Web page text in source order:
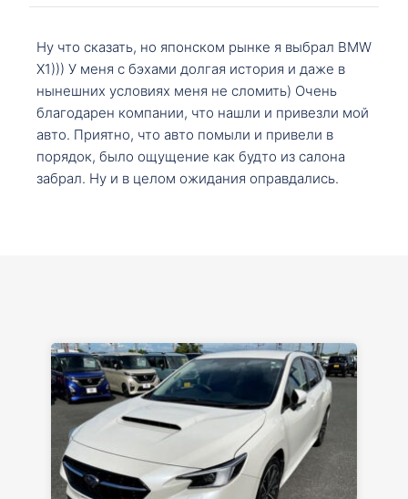
Ну что сказать, но японском рынке я выбрал BMW
X1))) У меня с бэхами долгая история и даже в
нынешних условиях меня не сломить) Очень
благодарен компании, что нашли и привезли мой
авто. Приятно, что авто помыли и привели в
порядок, было ощущение как будто из салона
забрал. Ну и в целом ожидания оправдались.